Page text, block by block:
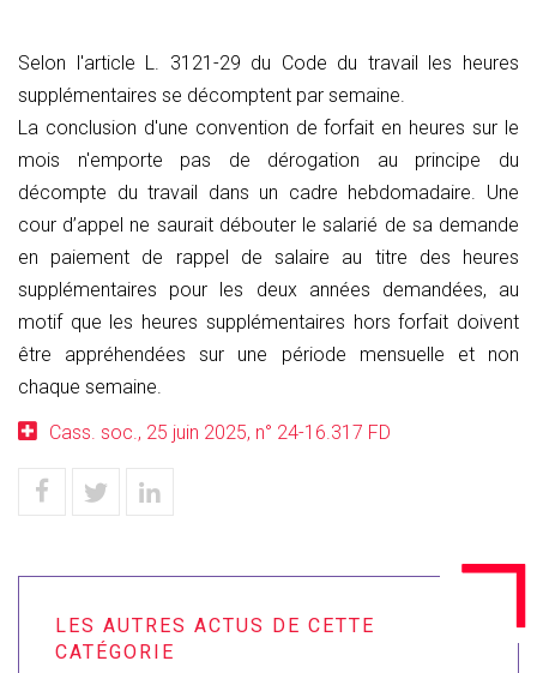
Selon l'article L. 3121-29 du Code du travail les heures
supplémentaires se décomptent par semaine.
La conclusion d'une convention de forfait en heures sur le
mois n'emporte pas de dérogation au principe du
décompte du travail dans un cadre hebdomadaire. Une
cour d’appel ne saurait débouter le salarié de sa demande
en paiement de rappel de salaire au titre des heures
supplémentaires pour les deux années demandées, au
motif que les heures supplémentaires hors forfait doivent
être appréhendées sur une période mensuelle et non
chaque semaine.
Cass. soc., 25 juin 2025, n° 24-16.317 FD